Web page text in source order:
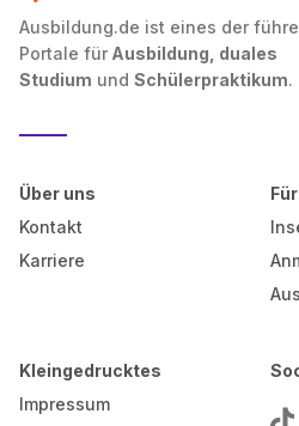
Ausbildung.de ist eines der
Portale für Ausbildung, duales
Studium und Schülerpraktikum.
Über uns
Kontakt
Karriere
Kleingedrucktes
Impressum